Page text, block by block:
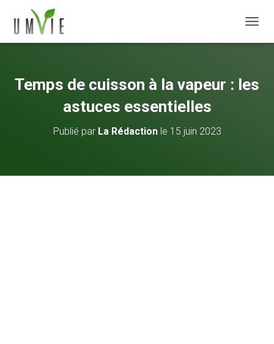
Temps de cuisson à la vapeur : les
astuces essentielles
Publié par La Rédactionle 15 juin 2023